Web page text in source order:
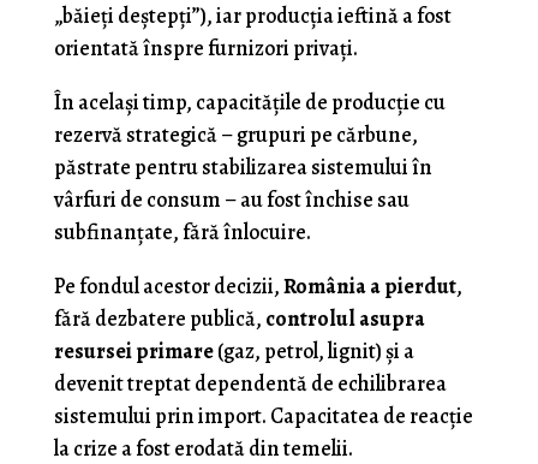
„băieți deștepți”), iar producția ieftină a fost
orientată înspre furnizori privați.
În același timp, capacitățile de producție cu
rezervă strategică – grupuri pe cărbune,
păstrate pentru stabilizarea sistemului în
vârfuri de consum – au fost închise sau
subfinanțate, fără înlocuire.
Pe fondul acestor decizii,România a pierdut,
fără dezbatere publică, controlul asupra
resursei primare(gaz, petrol, lignit) și a
devenit treptat dependentă de echilibrarea
sistemului prin import. Capacitatea de reacție
la crize a fost erodată din temelii.